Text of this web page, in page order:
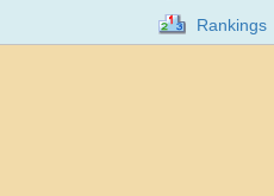
Rankings